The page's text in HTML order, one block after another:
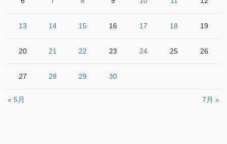
13 14 15 16 17 18 19
20 21 22 23 24 25 26
27 28 29 30
« 5月 7月 »